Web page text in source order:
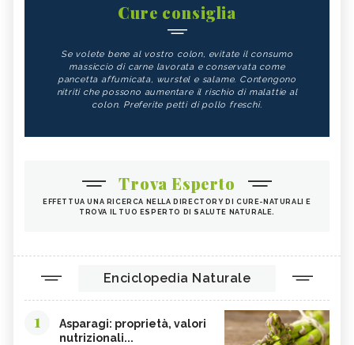
Cure consiglia
Se volete bene al vostro colon, evitate il consumo
massiccio di carne lavorata e conservata come
pancetta affumicata, wurstel e salame. Contengono
nitriti che possono aumentare il rischio di malattie al
colon. Preferite petti di pollo freschi.
Trova Esperto
EFFETTUA UNA RICERCA NELLA DIRECTORY DI CURE-NATURALI E
TROVA IL TUO ESPERTO DI SALUTE NATURALE.
Enciclopedia Naturale
1
Asparagi: proprietà, valori
nutrizionali...